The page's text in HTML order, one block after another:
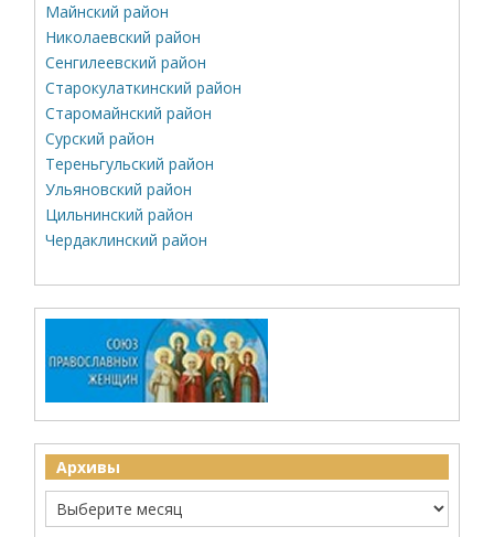
Майнский район
Николаевский район
Сенгилеевский район
Старокулаткинский район
Старомайнский район
Сурский район
Тереньгульский район
Ульяновский район
Цильнинский район
Чердаклинский район
Архивы